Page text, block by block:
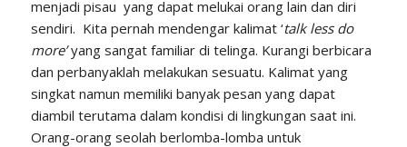
menjadi pisau yang dapat melukai orang lain dan diri
sendiri. Kita pernah mendengar kalimat ‘talk less do
more’yang sangat familiar di telinga. Kurangi berbicara
dan perbanyaklah melakukan sesuatu. Kalimat yang
singkat namun memiliki banyak pesan yang dapat
diambil terutama dalam kondisi di lingkungan saat ini.
Orang-orang seolah berlomba-lomba untuk